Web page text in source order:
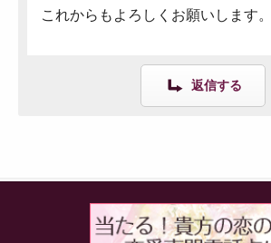
これからもよろしくお願いします。
返信する